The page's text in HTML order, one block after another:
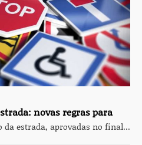
novas regras para
da estrada, aprovadas no final...